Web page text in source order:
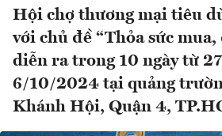
Hội chợ thương mại tiêu
với chủ đề “Thỏa sức mua,
diễn ra trong 10 ngày từ
6/10/2024 tại quảng
Khánh Hội, Quận 4,